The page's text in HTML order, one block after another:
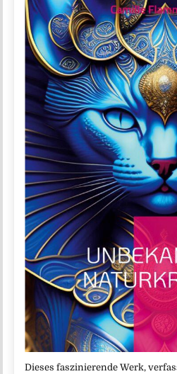
Dieses faszinierende Werk,